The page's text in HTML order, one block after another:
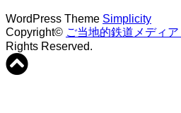
WordPress Theme Simplicity
Copyright© ご当地的鉄道メディ
Rights Reserved.